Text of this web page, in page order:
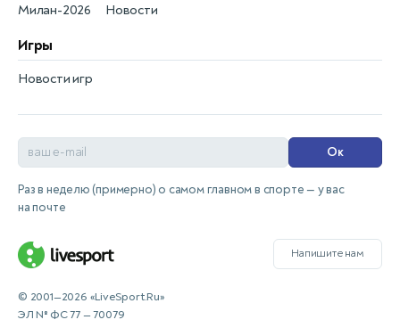
Новости
Милан-2026
Игры
Новости игр
Ок
Раз в неделю (примерно) о самом главном в спорте — у вас
на почте
Напишите нам
© 2001—2026 «LiveSport.Ru»
ЭЛ № ФС 77 — 70079